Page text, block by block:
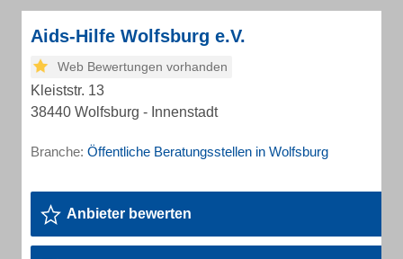
Aids-Hilfe Wolfsburg e.V.
Web Bewertungen vorhanden
Kleiststr. 13
38440 Wolfsburg - Innenstadt
Branche: Öffentliche Beratungsstellen in Wolfsburg
Anbieter bewerten